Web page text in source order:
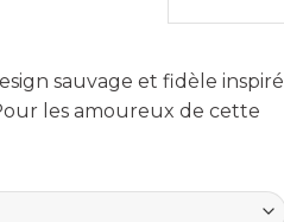
sauvage et fidèle inspiré
les amoureux de cette